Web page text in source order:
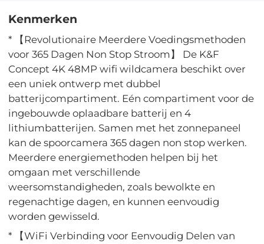
Kenmerken
* 【Revolutionaire Meerdere Voedingsmethoden
voor 365 Dagen Non Stop Stroom】 De K&F
Concept 4K 48MP wifi wildcamera beschikt over
een uniek ontwerp met dubbel
batterijcompartiment. Eén compartiment voor de
ingebouwde oplaadbare batterij en 4
lithiumbatterijen. Samen met het zonnepaneel
kan de spoorcamera 365 dagen non stop werken.
Meerdere energiemethoden helpen bij het
omgaan met verschillende
weersomstandigheden, zoals bewolkte en
regenachtige dagen, en kunnen eenvoudig
worden gewisseld.
* 【WiFi Verbinding voor Eenvoudig Delen van